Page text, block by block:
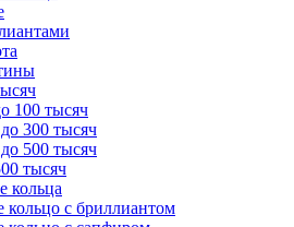
100 тысяч
300 тысяч
500 тысяч
тысяч
кольца
кольцо с бриллиантом